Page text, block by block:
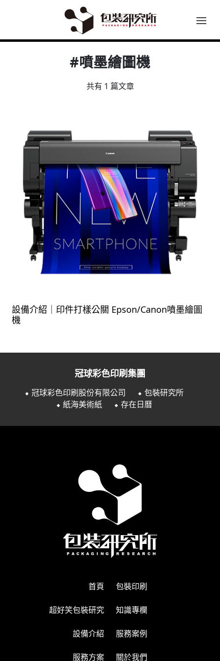
#噴墨繪圖機
共有 1 篇文章
設備介紹｜印件打樣公關 Epson/Canon噴墨繪圖
機
冠球彩色印刷集團
⬥ 冠球彩色印刷股份有限公司
⬥ 包裝研究所
⬥ 紙海美術紙
⬥ 存在日曆
首頁 包裝印刷
超好笑包裝研究 知識專欄
設備介紹 服務案例
服務方案 關於我們